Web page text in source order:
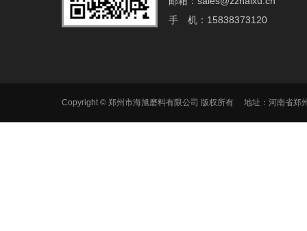
手 机：15838373120
Copyright © 郑州市海旭磨料有限公司 版权所有 地址：河南省